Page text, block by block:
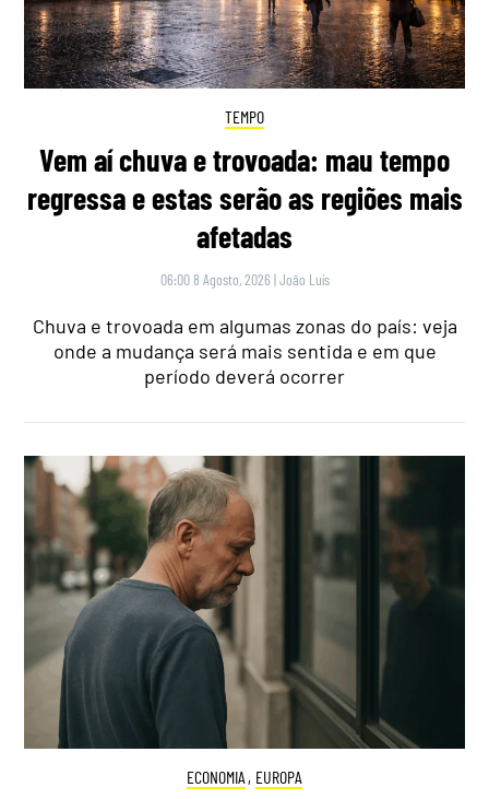
TEMPO
Vem aí chuva e trovoada: mau tempo
regressa e estas serão as regiões mais
afetadas
06:00 8 Agosto, 2026 |João Luís
Chuva e trovoada em algumas zonas do país: veja
onde a mudança será mais sentida e em que
período deverá ocorrer
ECONOMIA , EUROPA